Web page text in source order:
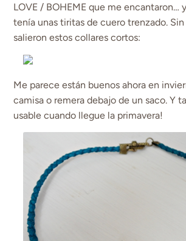
LOVE / BOHEME que me encantaron…
tenía unas tiritas de cuero trenzado.
salieron estos collares cortos:
Me parece están buenos ahora en
camisa o remera debajo de un saco. Y
usable cuando llegue la primavera!